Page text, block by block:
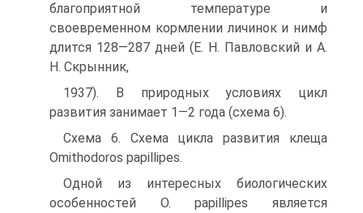
благоприятной температуре и
своевременном кормлении личинок и нимф
длится 128—287 дней (Е. Н. Павловский и А.
Н. Скрынник,
1937). В природных условиях цикл
развития занимает 1—2 года (схема 6).
Схема 6. Схема цикла развития клеща
Omithodoros papillipes.
Одной из интересных биологических
особенностей О. papillipes является